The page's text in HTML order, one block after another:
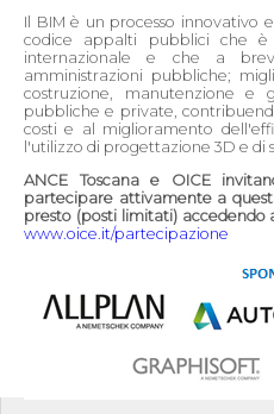
Il BIM è un processo innovativo
codice appalti pubblici che
internazionale e che a
amministrazioni pubbliche;
costruzione, manutenzione
pubbliche e private,
costi e al miglioramento
l'utilizzo di progettazione 3D e di
ANCE Toscana e OICE
partecipare attivamente a
presto (posti limitati)
www.oice.it/partecipazione